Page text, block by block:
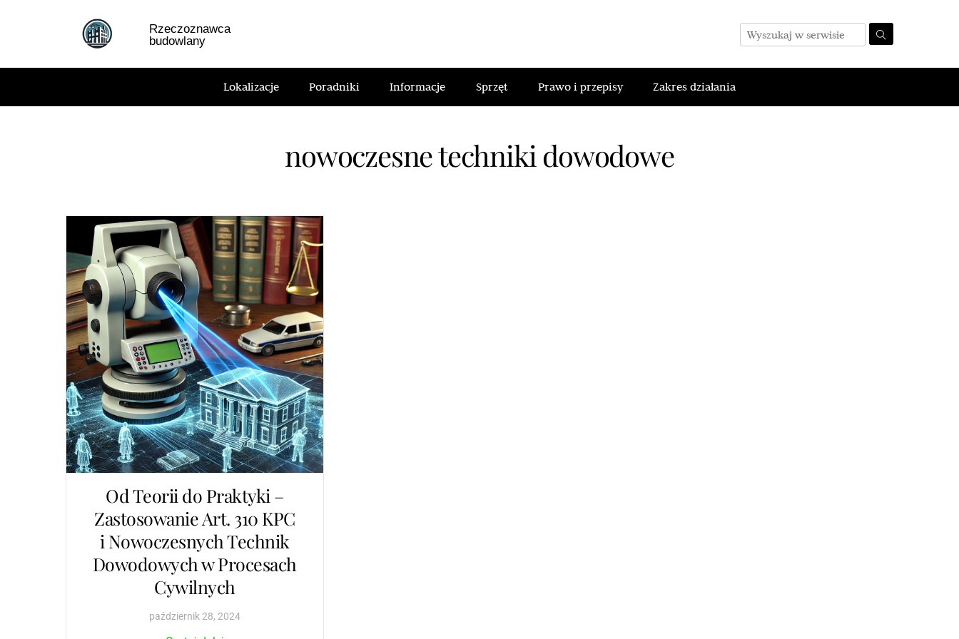
Rzeczoznawca
budowlany
Lokalizacje Poradniki Informacje Sprzęt Prawo i przepisy Zakres działania
nowoczesne techniki dowodowe
Od Teorii do Praktyki –
Zastosowanie Art. 310 KPC
i Nowoczesnych Technik
Dowodowych w Procesach
Cywilnych
październik28, 2024